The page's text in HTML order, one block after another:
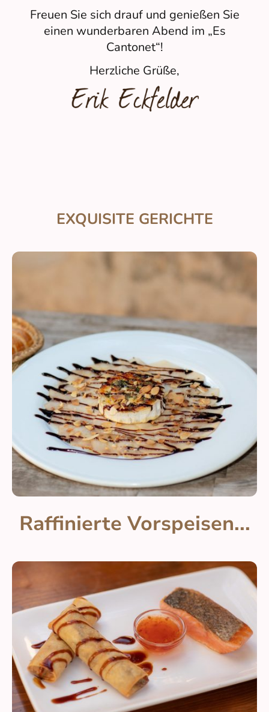
Freuen Sie sich drauf und genießen Sie
einen wunderbaren Abend im „Es
Cantonet“!
Herzliche Grüße,
EXQUISITE GERICHTE
Raffinierte Vorspeisen...